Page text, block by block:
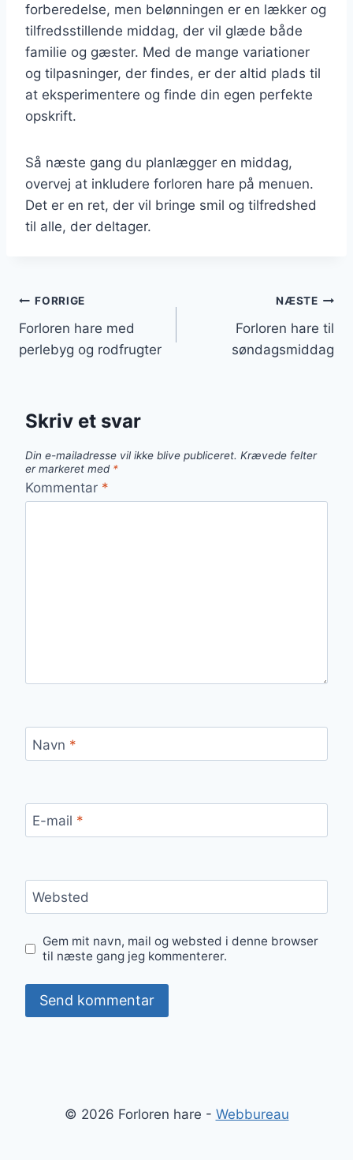
forberedelse, men belønningen er en lækker og
tilfredsstillende middag, der vil glæde både
familie og gæster. Med de mange variationer
og tilpasninger, der findes, er der altid plads til
at eksperimentere og finde din egen perfekte
opskrift.
Så næste gang du planlægger en middag,
overvej at inkludere forloren hare på menuen.
Det er en ret, der vil bringe smil og tilfredshed
til alle, der deltager.
Indlægsnavigation
FORRIGE
Forloren hare med
perlebyg og rodfrugter
NÆSTE
Forloren hare til
søndagsmiddag
Skriv et svar
Din e-mailadresse vil ikke blive publiceret. Krævede felter
er markeret med *
Kommentar *
Navn *
E-mail *
Websted
Gem mit navn, mail og websted i denne browser
til næste gang jeg kommenterer.
© 2026 Forloren hare - Webbureau